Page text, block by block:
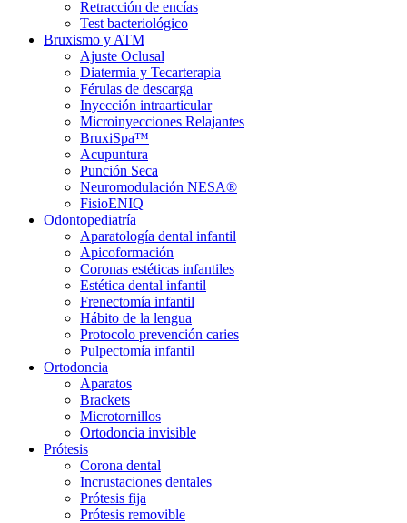
Retracción de encías
Test bacteriológico
Bruxismo y ATM
Ajuste Oclusal
Diatermia y Tecarterapia
Férulas de descarga
Inyección intraarticular
Microinyecciones Relajantes
BruxiSpa™
Acupuntura
Punción Seca
Neuromodulación NESA®
FisioENIQ
Odontopediatría
Aparatología dental infantil
Apicoformación
Coronas estéticas infantiles
Estética dental infantil
Frenectomía infantil
Hábito de la lengua
Protocolo prevención caries
Pulpectomía infantil
Ortodoncia
Aparatos
Brackets
Microtornillos
Ortodoncia invisible
Prótesis
Corona dental
Incrustaciones dentales
Prótesis fija
Prótesis removible